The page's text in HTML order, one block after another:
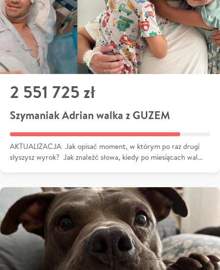
2 551 725 zł
Szymaniak Adrian walka z GUZEM
AKTUALIZACJA Jak opisać moment, w którym po raz drugi
słyszysz wyrok? Jak znaleźć słowa, kiedy po miesiącach wal…